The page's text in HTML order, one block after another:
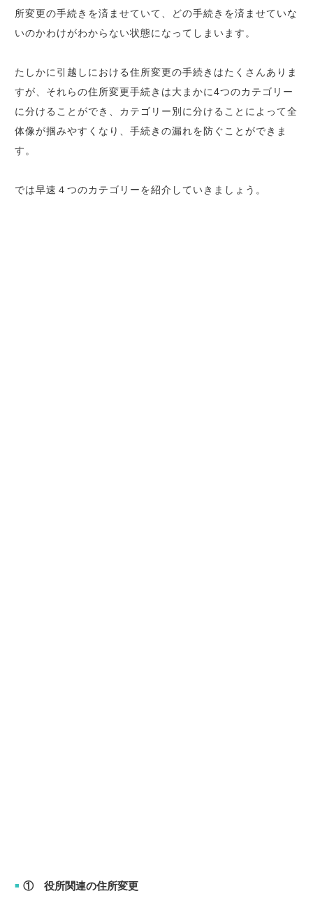
所変更の手続きを済ませていて、どの手続きを済ませていな
いのかわけがわからない状態になってしまいます。
たしかに引越しにおける住所変更の手続きはたくさんありま
すが、それらの住所変更手続きは大まかに4つのカテゴリー
に分けることができ、カテゴリー別に分けることによって全
体像が掴みやすくなり、手続きの漏れを防ぐことができま
す。
では早速４つのカテゴリーを紹介していきましょう。
■ ① 役所関連の住所変更